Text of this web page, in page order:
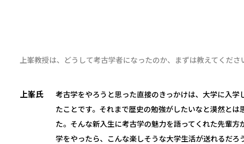
上峯教授は、どうして考古学者になったのか、まずは教えてくださ
上峯氏
考古学をやろうと思った直接のきっかけは、大学に入
たことです。それまで歴史の勉強がしたいなと漠然と
た。そんな新入生に考古学の魅力を語ってくれた先輩
学をやったら、こんな楽しそうな大学生活が送れるだ